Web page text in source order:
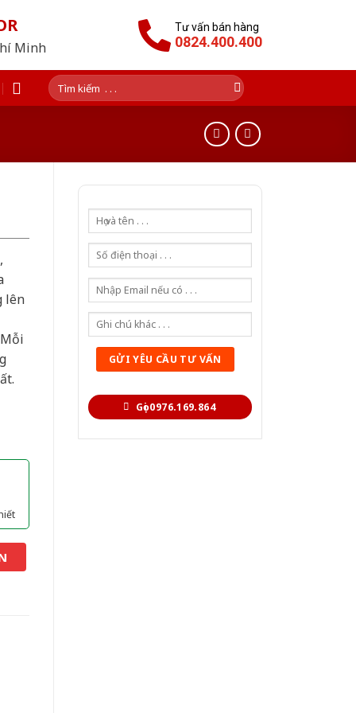
Minh
Tư vấn bán hàng
0824.400.400
Tìm
kiếm:
Gọi 0976.169.864
lên